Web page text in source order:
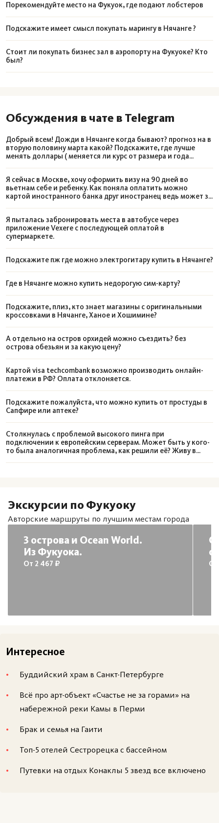
Порекомендуйте место на Фукуок, где подают лобстеров
Подскажите имеет смысл покупать марингу в Нячанге ?
Стоит ли покупать бизнес зал в аэропорту на Фукуоке? Кто
был?
Обсуждения в чате в Telegram
Добрый всем! Дожди в Нячанге когда бывают? прогноз на в
вторую половину марта какой? Подскажите, где лучше
менять доллары ( меняется ли курс от размера и года
Я сейчас в Москве, хочу оформить визу на 90 дней во
вьетнам себе и ребенку. Как поняла оплатить можно
картой иностранного банка друг иностранец ведь может за
Я пыталась забронировать места в автобусе через
приложение Vexere с последующей оплатой в
супермаркете.
Подскажите пж где можно электрогитару купить в Нячанге?
Где в Нячанге можно купить недорогую сим-карту?
Подскажите, плиз, кто знает магазины с оригинальными
кроссовками в Нячанге, Ханое и Хошимине?
А отдельно на остров орхидей можно съездить? без
острова обезьян и за какую цену?
Картой visa techcombank возможно производить онлайн-
платежи в РФ? Оплата отклоняется.
Подскажите пожалуйста, что можно купить от простуды в
Сапфире или аптеке?
Столкнулась с проблемой высокого пинга при
подключении к европейским серверам. Может быть у кого-
то была аналогичная проблема, как решили её? Живу в
Экскурсии по Фукуоку
Авторские маршруты по лучшим местам города
3 острова и Ocean World.
Из Фукуока.
От 2 467 ₽
и
От
Интересное
Буддийский храм в Санкт-Петербурге
Всё про арт-объект «Счастье не за горами» на
набережной реки Камы в Перми
Брак и семья на Гаити
Топ-5 отелей Сестрорецка с бассейном
Путевки на отдых Конаклы 5 звезд все включено